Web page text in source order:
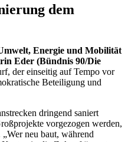
dem
Energie und Mobilität
Eder (Bündnis 90/Die
der einseitig auf Tempo vor
Beteiligung und
dringend saniert
vorgezogen werden,
neu baut, während